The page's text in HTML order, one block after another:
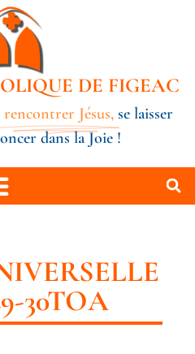
DE FIGEAC
rencontrer Jésus, se laisser
dans la Joie !
30TOA